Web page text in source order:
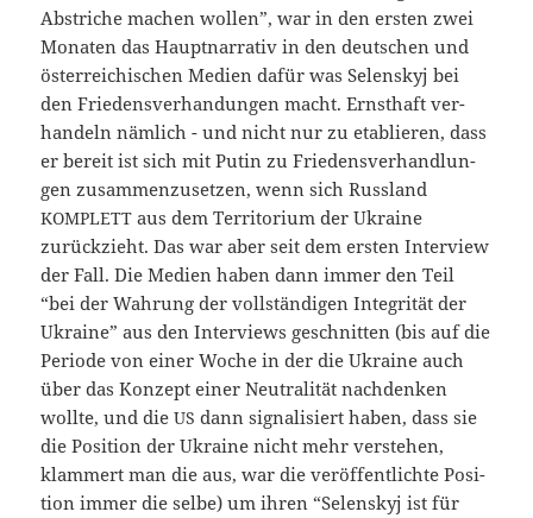
Abstri­che machen wol­len”, war in den ers­ten zwei
Mona­ten das Haupt­nar­ra­tiv in den deut­schen und
öster­rei­chi­schen Medi­en dafür was Selen­skyj bei
den Frie­dens­ver­han­dun­gen macht. Ernst­haft ver­
han­deln näm­lich - und nicht nur zu eta­blie­ren, dass
er bereit ist sich mit Putin zu Frie­dens­ver­hand­lun­
gen zusam­men­zu­set­zen, wenn sich Russ­land
KOMPLETT aus dem Ter­ri­to­ri­um der Ukrai­ne
zurück­zieht. Das war aber seit dem ers­ten Inter­view
der Fall. Die Medi­en haben dann immer den Teil
“bei der Wah­rung der voll­stän­di­gen Inte­gri­tät der
Ukrai­ne” aus den Inter­views geschnit­ten (bis auf die
Peri­ode von einer Woche in der die Ukrai­ne auch
über das Kon­zept einer Neu­tra­li­tät nach­den­ken
woll­te, und dieUS dann signa­li­siert haben, dass sie
die Posi­ti­on der Ukrai­ne nicht mehr ver­ste­hen,
klam­mert man die aus, war die ver­öf­fent­lich­te Posi­
ti­on immer die sel­be) um ihren “Selen­skyj ist für